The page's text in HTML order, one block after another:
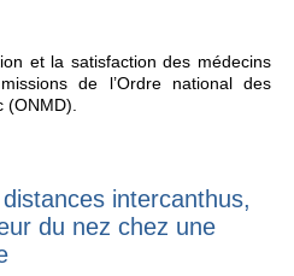
et la satisfaction des médecins
de l’Ordre national des
(ONMD).
intercanthus,
du nez chez une